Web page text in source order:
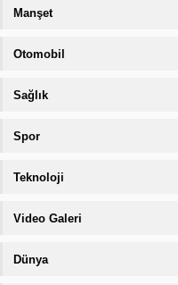
Manşet
Otomobil
Sağlık
Spor
Teknoloji
Video Galeri
Dünya